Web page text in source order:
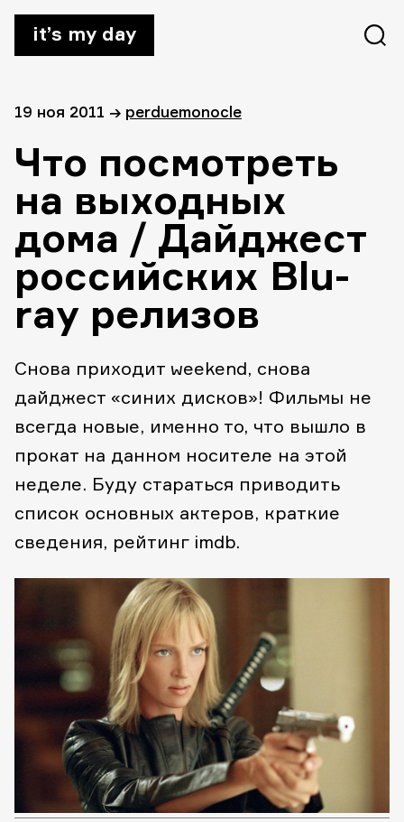
it’s my day
19 ноя 2011 → perduemonocle
Что посмотреть
на выходных
дома / Дайджест
российских Blu-
ray релизов
Снова приходит weekend, снова
дайджест «синих дисков»! Фильмы не
всегда новые, именно то, что вышло в
прокат на данном носителе на этой
неделе. Буду стараться приводить
список основных актеров, краткие
сведения, рейтинг imdb.